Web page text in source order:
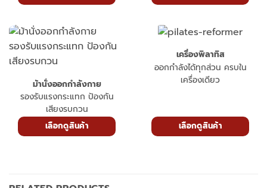
ม้านั่งออกกำลังกาย
รองรับแรงกระแทก ป้องกัน
เสียงรบกวน
เลือกดูสินค้า
เครื่องพิลาทิส
ออกกำลังได้ทุกส่วน ครบใน
เครื่องเดียว
เลือกดูสินค้า